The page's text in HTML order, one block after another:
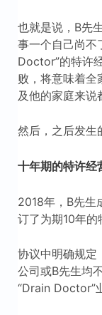
也就是说，B先
事一个自己尚不
Doctor”的特许
败，将意味着全
及他的家庭来说
然后，之后发生
十年期的特许经
2018年，B先生
订了为期10年的
协议中明确规定
公司或B先生均
“Drain Doctor”